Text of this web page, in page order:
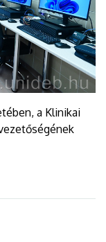
a Klinikai